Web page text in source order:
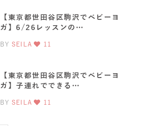
【東京都世田谷区駒沢でベビーヨ
ガ】6/26レッスンの…
BY SEILA 11
【東京都世田谷区駒沢でベビーヨ
ガ】子連れでできる…
BY SEILA 11